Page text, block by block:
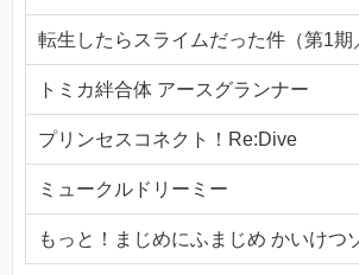
転生したらスライムだった件（第1期
トミカ絆合体 アースグランナー
プリンセスコネクト！Re:Dive
ミュークルドリーミー
もっと！まじめにふまじめ かいけつ